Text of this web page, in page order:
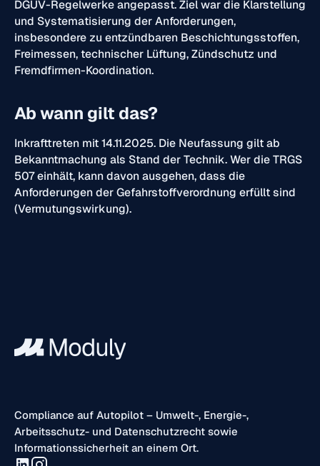
DGUV-Regelwerke angepasst. Ziel war die Klarstellung
und Systematisierung der Anforderungen,
insbesondere zu entzündbaren Beschichtungsstoffen,
Freimessen, technischer Lüftung, Zündschutz und
Fremdfirmen-Koordination.
Ab wann gilt das?
Inkrafttreten mit 14.11.2025. Die Neufassung gilt ab
Bekanntmachung als Stand der Technik. Wer die TRGS
507 einhält, kann davon ausgehen, dass die
Anforderungen der Gefahrstoffverordnung erfüllt sind
(Vermutungswirkung).
Compliance auf Autopilot – Umwelt-, Energie-,
Arbeitsschutz- und Datenschutzrecht sowie
Informationssicherheit an einem Ort.